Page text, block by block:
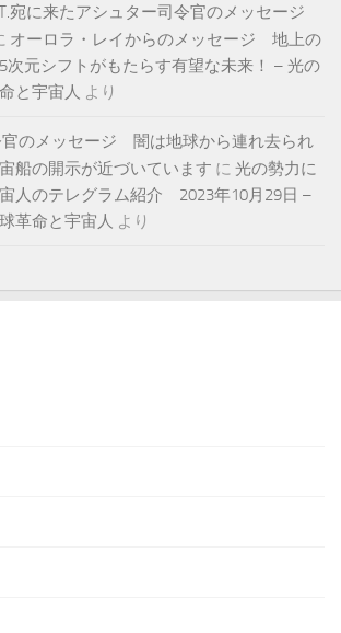
宛に来たアシュター司令官のメッセージ
オーロラ・レイからのメッセージ 地上の
元シフトがもたらす有望な未来！ – 光の
と宇宙人 より
官のメッセージ 闇は地球から連れ去られ
船の開示が近づいています に 光の勢力に
人のテレグラム紹介 2023年10月29日 –
革命と宇宙人 より